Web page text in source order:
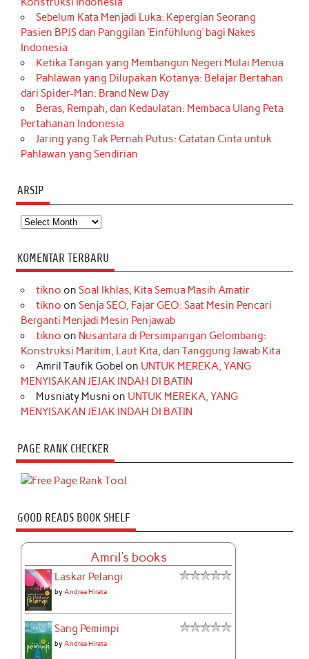
Sebelum Kata Menjadi Luka: Kepergian Seorang
Pasien BPJS dan Panggilan ‘Einfühlung’ bagi Nakes
Indonesia
Ketika Tangan yang Membangun Negeri Mulai Menua
Pahlawan yang Dilupakan Kotanya: Belajar Bertahan
dari Spider-Man: Brand New Day
Beras, Rempah, dan Kedaulatan: Membaca Ulang Peta
Pertahanan Indonesia
Jaring yang Tak Pernah Putus: Catatan Cinta untuk
Pahlawan yang Sendirian
ARSIP
Arsip
KOMENTAR TERBARU
tikno on Soal Ikhlas, Kita Semua Masih Amatir
tikno on Senja SEO, Fajar GEO: Saat Mesin Pencari
Berganti Menjadi Mesin Penjawab
tikno on Nusantara di Persimpangan Gelombang:
Konstruksi Maritim, Laut Kita, dan Tanggung Jawab Kita
Amril Taufik Gobel on UNTUK MEREKA, YANG
MENYISAKAN JEJAK INDAH DI BATIN
Musniaty Musni on UNTUK MEREKA, YANG
MENYISAKAN JEJAK INDAH DI BATIN
PAGE RANK CHECKER
GOOD READS BOOK SHELF
Amril's books
Laskar Pelangi
byAndrea Hirata
Sang Pemimpi
byAndrea Hirata